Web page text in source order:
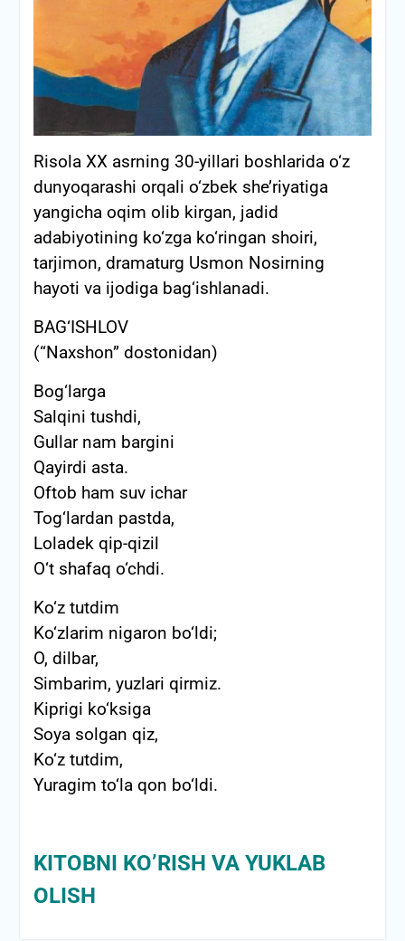
Risola XX asrning 30-yillari boshlarida o‘z
dunyoqarashi orqali o‘zbek she’riyatiga
yangicha oqim olib kirgan, jadid
adabiyotining ko‘zga ko‘ringan shoiri,
tarjimon, dramaturg Usmon Nosirning
hayoti va ijodiga bag‘ishlanadi.
BAG‘ISHLOV
(“Naxshon” dostonidan)
Bog‘larga
Salqini tushdi,
Gullar nam bargini
Qayirdi asta.
Oftob ham suv ichar
Tog‘lardan pastda,
Loladek qip-qizil
O‘t shafaq o‘chdi.
Ko‘z tutdim
Ko‘zlarim nigaron bo‘ldi;
O, dilbar,
Simbarim, yuzlari qirmiz.
Kiprigi ko‘ksiga
Soya solgan qiz,
Ko‘z tutdim,
Yuragim to‘la qon bo‘ldi.
KITOBNI KO’RISH VA YUKLAB
OLISH